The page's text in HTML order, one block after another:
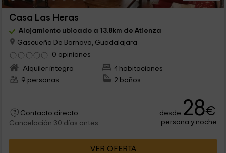
Casa Las Heras
Alojamiento ubicado a 13.8km de Atienza
Gascueña De Bornova, Guadalajara
0 opiniones
Alquiler íntegro
4 habitaciones
9 personas
2 baños
Contacto directo
Cancelación 30 días antes
desde 28€
persona y noche
VER OFERTA